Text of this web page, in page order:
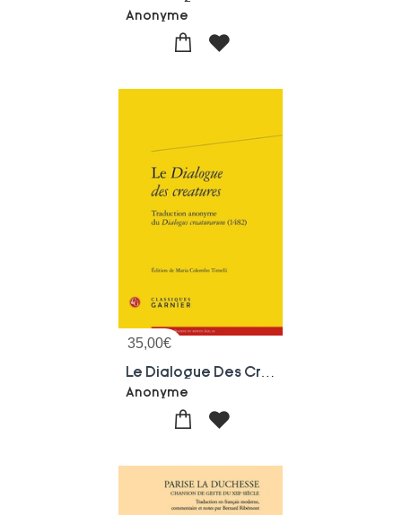
Anonyme
35,00€
Anonyme